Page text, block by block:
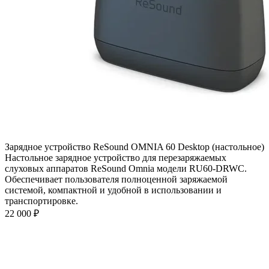
Зарядное устройство ReSound OMNIA 60 Desktop (настольное)
Настольное зарядное устройство для перезаряжаемых
слуховых аппаратов ReSound Omnia модели RU60-DRWC.
Обеспечивает пользователя полноценной заряжаемой
системой, компактной и удобной в использовании и
транспортировке.
22 000 ₽